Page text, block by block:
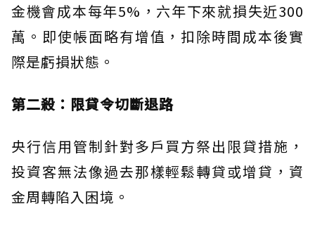
金機會成本每年5%，六年下來就損失近300
萬。即使帳面略有增值，扣除時間成本後實
際是虧損狀態。
第二殺：限貸令切斷退路
央行信用管制針對多戶買方祭出限貸措施，
投資客無法像過去那樣輕鬆轉貸或增貸，資
金周轉陷入困境。